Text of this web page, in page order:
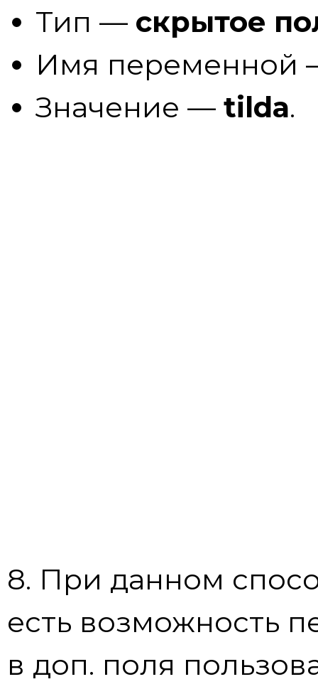
Тип — скрытое
Имя
Значение — tilda.
8. При данном
есть возможность
в доп. поля